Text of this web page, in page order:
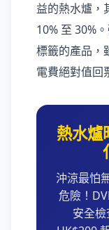
益的熱水爐，
10% 至 30%
標籤的產品，
電費絕對值回
熱水爐
沖涼最怕
危險！
安全